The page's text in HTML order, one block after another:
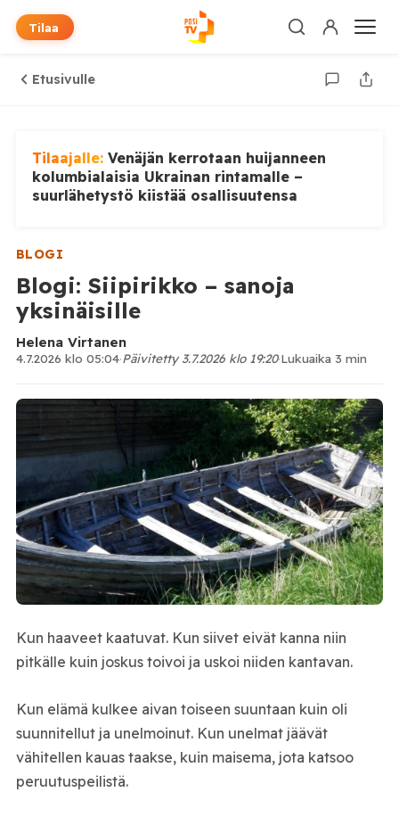
Tilaa
Etusivulle
Tilaajalle: Venäjän kerrotaan huijanneen
kolumbialaisia Ukrainan rintamalle –
suurlähetystö kiistää osallisuutensa
BLOGI
Blogi: Siipirikko – sanoja
yksinäisille
Helena Virtanen
4.7.2026 klo 05:04·Päivitetty 3.7.2026 klo 19:20·Lukuaika 3 min
Kun haaveet kaatuvat. Kun siivet eivät kanna niin
pitkälle kuin joskus toivoi ja uskoi niiden kantavan.
Kun elämä kulkee aivan toiseen suuntaan kuin oli
suunnitellut ja unelmoinut. Kun unelmat jäävät
vähitellen kauas taakse, kuin maisema, jota katsoo
peruutuspeilistä.